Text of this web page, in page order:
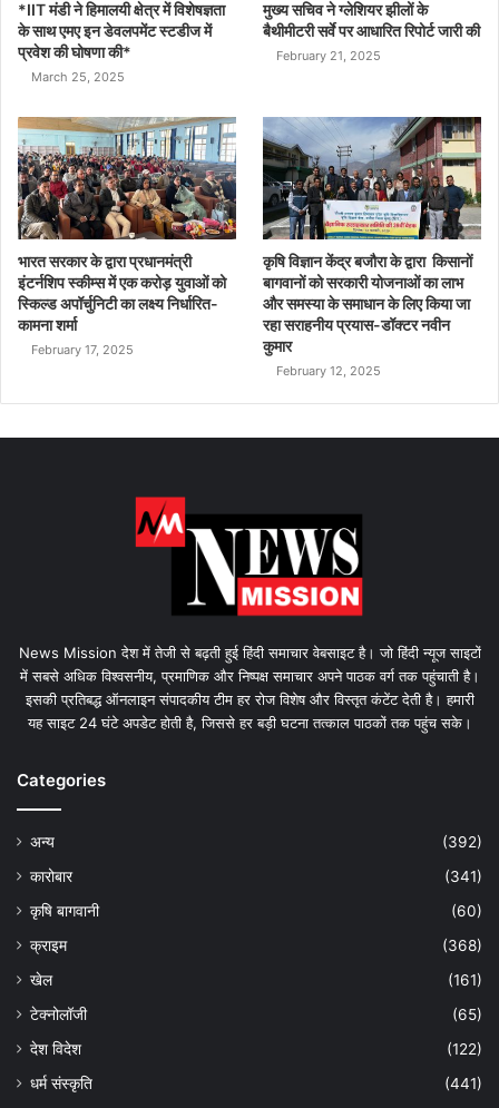
*IIT मंडी ने हिमालयी क्षेत्र में विशेषज्ञता
के साथ एमए इन डेवलपमेंट स्टडीज में
प्रवेश की घोषणा की*
March 25, 2025
मुख्य सचिव ने ग्लेशियर झीलों के
बैथीमीटरी सर्वे पर आधारित रिपोर्ट जारी की
February 21, 2025
भारत सरकार के द्वारा प्रधानमंत्री
इंटर्नशिप स्कीम्स में एक करोड़ युवाओं को
स्किल्ड अपॉर्चुनिटी का लक्ष्य निर्धारित-
कामना शर्मा
February 17, 2025
कृषि विज्ञान केंद्र बजौरा के द्वारा किसानों
बागवानों को सरकारी योजनाओं का लाभ
और समस्या के समाधान के लिए किया जा
रहा सराहनीय प्रयास-डॉक्टर नवीन
कुमार
February 12, 2025
News Mission देश में तेजी से बढ़ती हुई हिंदी समाचार वेबसाइट है। जो हिंदी न्यूज साइटों
में सबसे अधिक विश्वसनीय, प्रमाणिक और निष्पक्ष समाचार अपने पाठक वर्ग तक पहुंचाती है।
इसकी प्रतिबद्ध ऑनलाइन संपादकीय टीम हर रोज विशेष और विस्तृत कंटेंट देती है। हमारी
यह साइट 24 घंटे अपडेट होती है, जिससे हर बड़ी घटना तत्काल पाठकों तक पहुंच सके।
Categories
अन्य
(392)
कारोबार
(341)
कृषि बागवानी
(60)
क्राइम
(368)
खेल
(161)
टेक्नोलॉजी
(65)
देश विदेश
(122)
धर्म संस्कृति
(441)